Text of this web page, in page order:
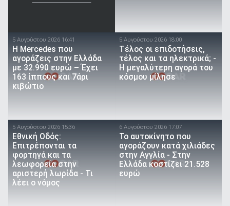
5 Αυγούστου 2026 16:41
Η Mercedes που
αγοράζεις στην Ελλάδα
με 32.990 ευρώ – Έχει
163 ίππους και 7άρι
κιβώτιο
5 Αυγούστου 2026 18:00
Τέλος οι επιδοτήσεις,
τέλος και τα ηλεκτρικά; -
Η μεγαλύτερη αγορά του
κόσμου μίλησε
5 Αυγούστου 2026 15:36
Εθνική Οδός:
Επιτρέπονται τα
φορτηγά και τα
λεωφορεία στην
αριστερή λωρίδα - Τι
λέει ο νόμος
6 Αυγούστου 2026 17:07
To αυτοκίνητο που
αγοράζουν κατά χιλιάδες
στην Αγγλία - Στην
Ελλάδα κοστίζει 21.528
ευρώ